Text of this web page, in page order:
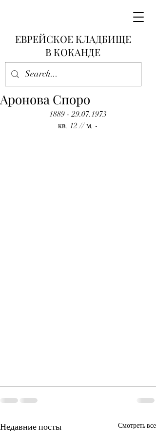
ЕВРЕЙСКОЕ КЛАДБИЩЕ
В КОКАНДЕ
Аронова Споро
1889 - 29.07.1973
кв. 12 // м. -
Недавние посты Смотреть все